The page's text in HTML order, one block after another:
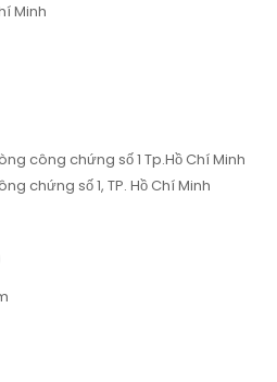
Minh
công chứng số 1 Tp.Hồ Chí Minh
chứng số 1, TP. Hồ Chí Minh